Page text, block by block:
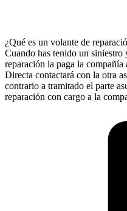
¿Qué es un volante de
Cuando has tenido un
reparación la paga la
Directa contactará con la otra
contrario a tramitado el parte
reparación con cargo a la